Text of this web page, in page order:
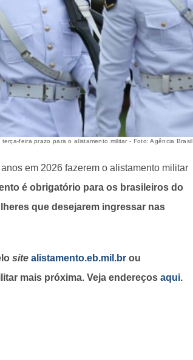
terça-feira prazo para o alistamento militar - Foto: Agência Brasil
em 2026 fazerem o alistamento militar
é obrigatório para os brasileiros do
que desejarem ingressar nas
site alistamento.eb.mil.br ou
mais próxima. Veja endereços aqui.